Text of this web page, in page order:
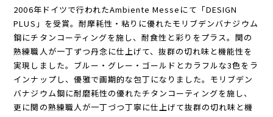
2006年ドイツで行われたAmbiente Messeにて「DESIGN
PLUS」を受賞。耐摩耗性・粘りに優れたモリブデンバナジウム
鋼にチタンコーティングを施し、耐食性と彩りをプラス。関の
熟練職人が一丁ずつ丹念に仕上げて、抜群の切れ味と機能性を
実現しました。ブルー・グレー・ゴールドとカラフルな3色をラ
インナップし、優雅で画期的な包丁になりました。モリブデン
バナジウム鋼に耐磨耗性の優れたチタンコーティングを施し、
更に関の熟練職人が一丁づつ丁寧に仕上げて抜群の切れ味と機